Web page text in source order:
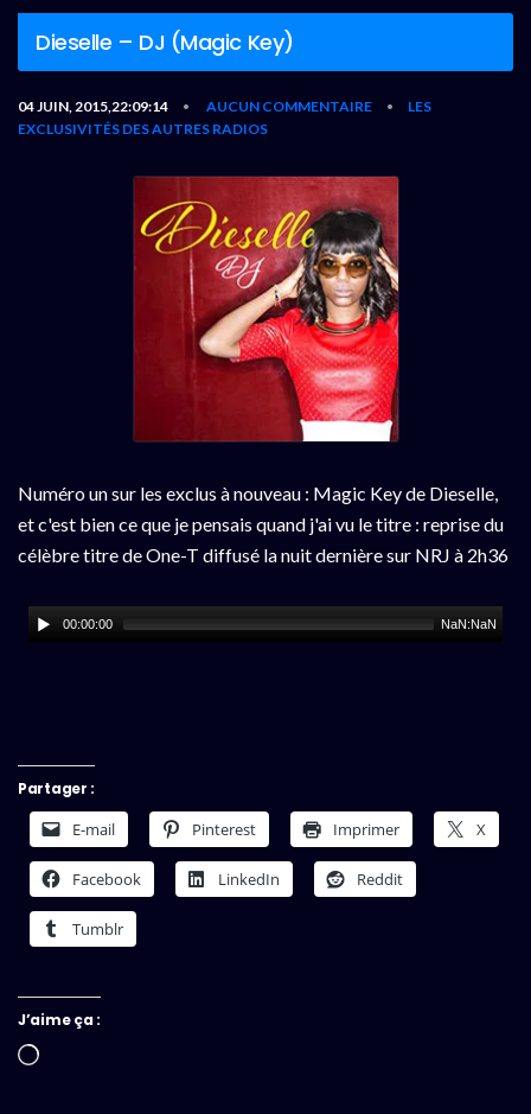
Dieselle – DJ (Magic Key)
04 JUIN, 2015,22:09:14 • AUCUN COMMENTAIRE •
LES
EXCLUSIVITÉS DES AUTRES RADIOS
Numéro un sur les exclus à nouveau : Magic Key de Dieselle,
et c'est bien ce que je pensais quand j'ai vu le titre : reprise du
célèbre titre de One-T diffusé la nuit dernière sur NRJ à 2h36
00:00:00 NaN:NaN
Partager :
E-mail Pinterest Imprimer X
Facebook LinkedIn Reddit
Tumblr
J’aime ça :
Chargement…